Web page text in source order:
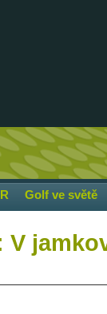
Golf ve světě
V